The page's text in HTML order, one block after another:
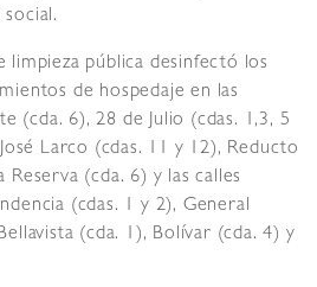
limpieza pública desinfectó los
de hospedaje en las
(cda. 6), 28 de Julio (cdas. 1,3, 5
Larco (cdas. 11 y 12), Reducto
Reserva (cda. 6) y las calles
(cdas. 1 y 2), General
(cda. 1), Bolívar (cda. 4) y